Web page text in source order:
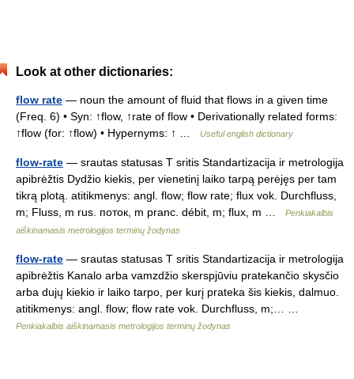
Look at other dictionaries:
flow rate — noun the amount of fluid that flows in a given time
(Freq. 6) • Syn: ↑flow, ↑rate of flow • Derivationally related forms:
↑flow (for: ↑flow) • Hypernyms: ↑ …
Useful english dictionary
flow-rate — srautas statusas T sritis Standartizacija ir metrologija
apibrėžtis Dydžio kiekis, per vienetinį laiko tarpą perėjęs per tam
tikrą plotą. atitikmenys: angl. flow; flow rate; flux vok. Durchfluss,
m; Fluss, m rus. поток, m pranc. débit, m; flux, m …
Penkiakalbis
aiškinamasis metrologijos terminų žodynas
flow-rate — srautas statusas T sritis Standartizacija ir metrologija
apibrėžtis Kanalo arba vamzdžio skerspjūviu pratekančio skysčio
arba dujų kiekio ir laiko tarpo, per kurį prateka šis kiekis, dalmuo.
atitikmenys: angl. flow; flow rate vok. Durchfluss, m;… …
Penkiakalbis aiškinamasis metrologijos terminų žodynas